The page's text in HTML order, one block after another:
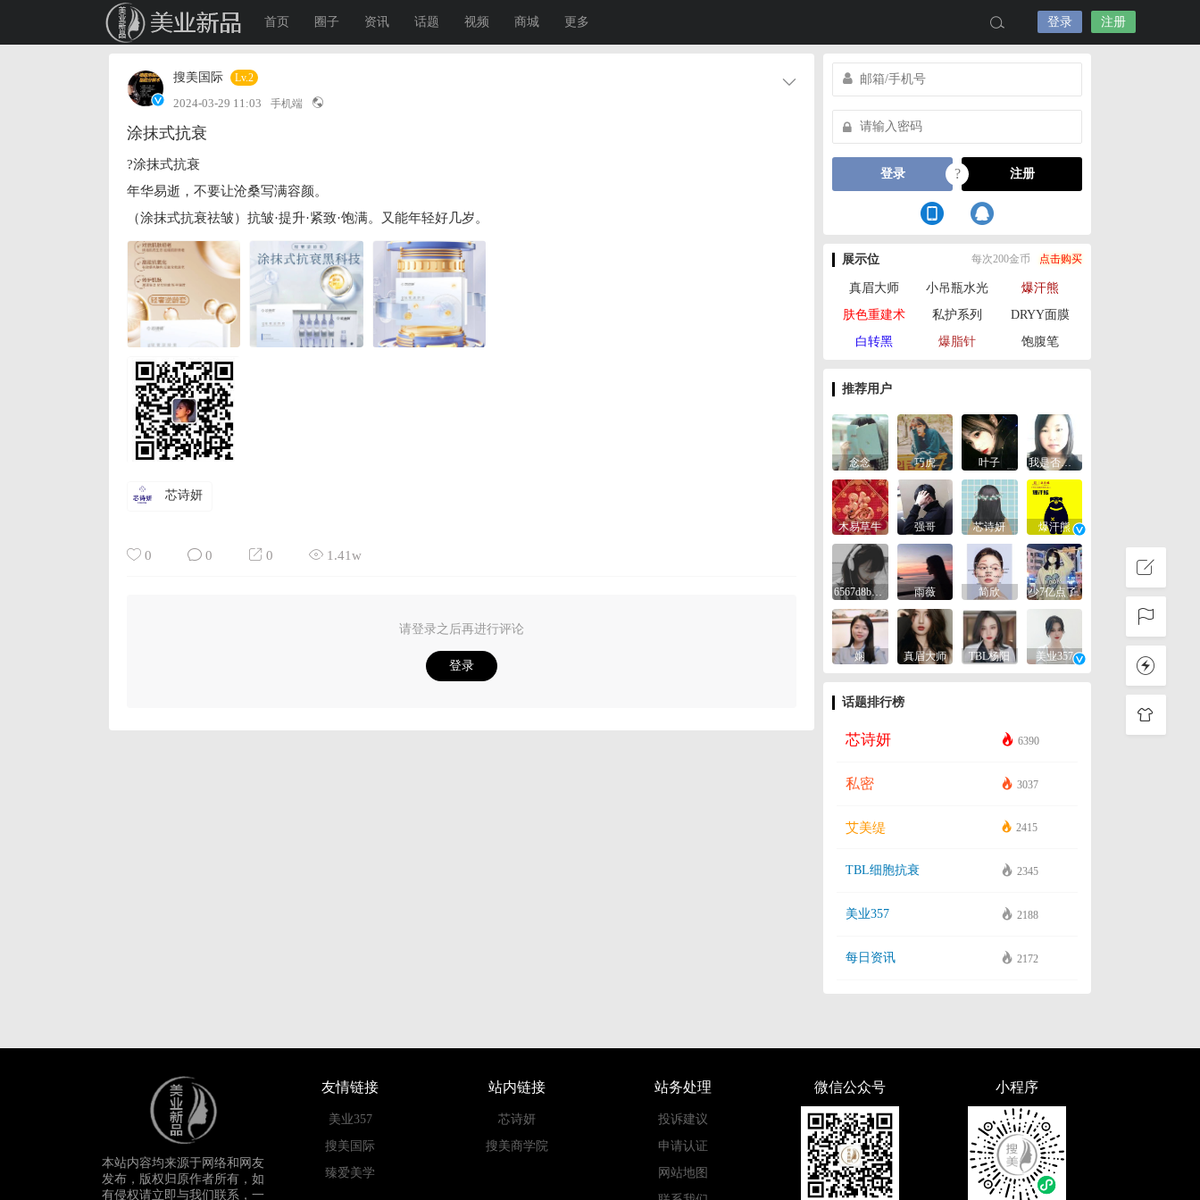
首页 圈子 资讯 话题 视频 商城 更多 登录 注册
搜美国际 Lv.2
2024-03-29 11:03 手机端
涂抹式抗衰
?️涂抹式抗衰
年华易逝，不要让沧桑写满容颜。
（涂抹式抗衰祛皱）抗皱·提升·紧致·饱满。又能年轻好几岁。
芯诗妍
0 0 0 1.41w
请登录之后再进行评论
登录
登录 ? 注册
展示位 每次200金币 点击购买
真眉大师 小吊瓶水光
爆汗熊
肤色重建术
私护系列
DRYY面膜
白转黑
爆脂针 饱腹笔
推荐用户
念念 巧虎 叶子 我是否已经忘记你
木易草牛 强哥 芯诗妍 爆汗熊
6567d8be2b19 雨薇 简欣 少7亿点了.
娴 真眉大师 TBL杨阳 美业357
话题排行榜
芯诗妍 6390
私密 3037
艾美缇 2415
TBL细胞抗衰 2345
美业357 2188
每日资讯 2172
本站内容均来源于网络和网友
发布，版权归原作者所有，如
有侵权请立即与我们联系，一
友情链接
美业357
搜美国际
臻爱美学
站内链接
芯诗妍
搜美商学院
站务处理
投诉建议
申请认证
网站地图
微信公众号 小程序